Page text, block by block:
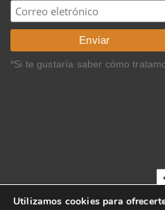
*Si te gustaría saber cómo
Utilizamos cookies para